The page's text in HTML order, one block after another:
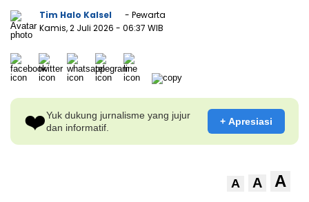
Tim Halo Kalsel
- Pewarta
Kamis, 2 Juli 2026 - 06:37 WIB
❤️Yuk dukung jurnalisme yang jujur
dan informatif.
+ Apresiasi
A A A